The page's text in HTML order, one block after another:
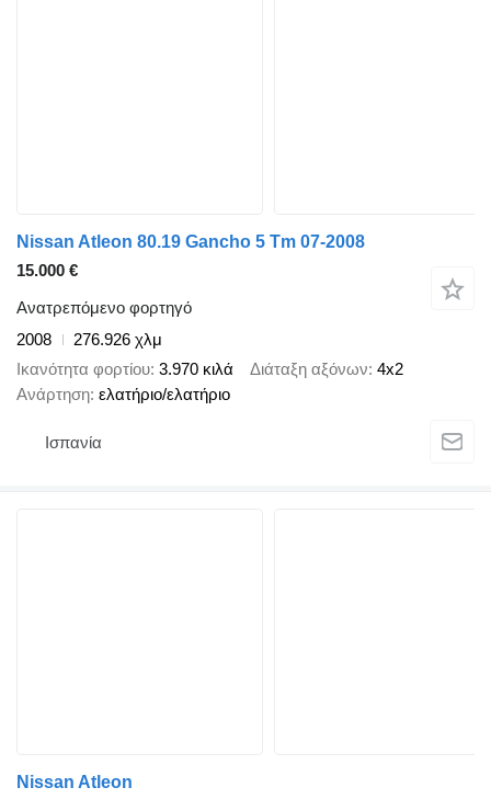
Nissan Atleon 80.19 Gancho 5 Tm 07-2008
15.000 €
Ανατρεπόμενο φορτηγό
2008
276.926 χλμ
Ικανότητα φορτίου 3.970 κιλά Διάταξη αξόνων 4x2
Ανάρτηση ελατήριο/ελατήριο
Ισπανία
Nissan Atleon